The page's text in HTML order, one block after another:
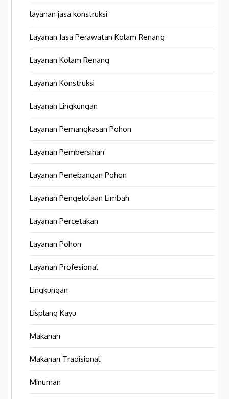
layanan jasa konstruksi
Layanan Jasa Perawatan Kolam Renang
Layanan Kolam Renang
Layanan Konstruksi
Layanan Lingkungan
Layanan Pemangkasan Pohon
Layanan Pembersihan
Layanan Penebangan Pohon
Layanan Pengelolaan Limbah
Layanan Percetakan
Layanan Pohon
Layanan Profesional
Lingkungan
Lisplang Kayu
Makanan
Makanan Tradisional
Minuman